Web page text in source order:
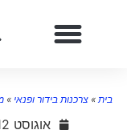
»צרכנות בידור ופנאי»
אוגוסט 12, 2020